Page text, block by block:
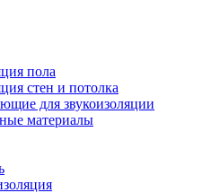
пола
стен и потолка
для звукоизоляции
материалы